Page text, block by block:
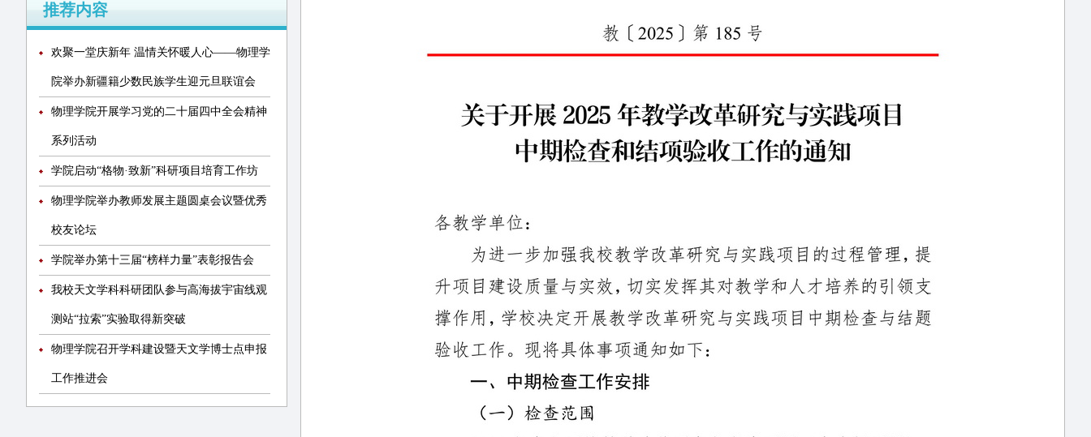
推荐内容
欢聚一堂庆新年 温情关怀暖人心——物理学
院举办新疆籍少数民族学生迎元旦联谊会
物理学院开展学习党的二十届四中全会精神
系列活动
学院启动“格物·致新”科研项目培育工作坊
物理学院举办教师发展主题圆桌会议暨优秀
校友论坛
学院举办第十三届“榜样力量”表彰报告会
我校天文学科科研团队参与高海拔宇宙线观
测站“拉索”实验取得新突破
物理学院召开学科建设暨天文学博士点申报
工作推进会